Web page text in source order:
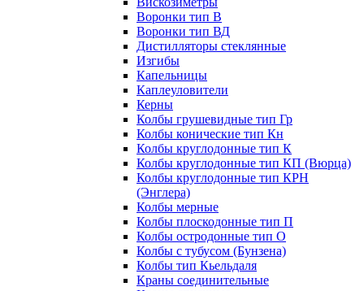
Воронки тип В
Воронки тип ВД
Дистилляторы стеклянные
Изгибы
Капельницы
Каплеуловители
Керны
Колбы грушевидные тип Гр
Колбы конические тип Кн
Колбы круглодонные тип К
Колбы круглодонные тип КП (Вюрца)
Колбы круглодонные тип КРН
(Энглера)
Колбы мерные
Колбы плоскодонные тип П
Колбы остродонные тип О
Колбы с тубусом (Бунзена)
Колбы тип Кьельдаля
Краны соединительные